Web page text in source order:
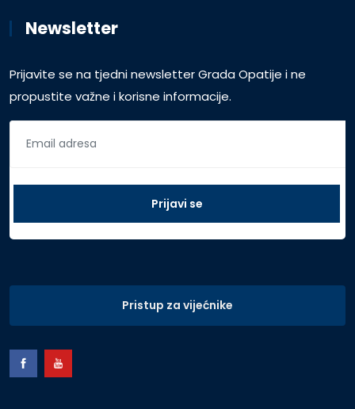
Newsletter
Prijavite se na tjedni newsletter Grada Opatije i ne
propustite važne i korisne informacije.
Pristup za vijećnike